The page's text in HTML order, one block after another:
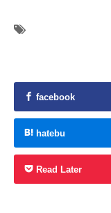
facebook
hatebu
Read Later